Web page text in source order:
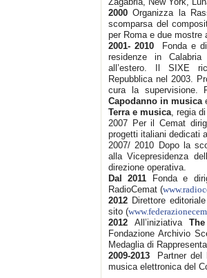
2000Organizza la
scomparsa del
per Roma e due mostre
2001- 2010Fonda e
residenze in
all’estero. Il SIXE
Repubblica nel 2003.
cura la supervisione.
Capodanno in musica
Terra e musica, regia
2007 Per il Cemat
progetti italiani dedicati
2007/ 2010 Dopo la
alla Vicepresidenza
direzione operativa.
Dal 2011 Fonda e
RadioCemat (
2012 Direttore
sito (
2012 All’iniziativa
Fondazione Archivio
Medaglia di
2009-2013 Partner del
musica elettronica del